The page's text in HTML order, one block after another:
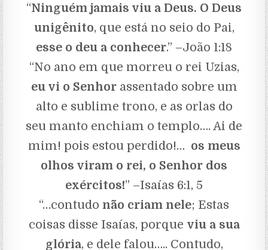
“Ninguém jamais viu a Deus. O Deus
unigênito, que está no seio do Pai,
esse o deu a conhecer.” –João 1:18
“No ano em que morreu o rei Uzias,
eu vi o Senhorassentado sobre um
alto e sublime trono, e as orlas do
seu manto enchiam o templo…. Ai de
mim! pois estou perdido!… os meus
olhos viram o rei, o Senhor dos
exércitos!” –Isaías 6:1, 5
“…contudo não criam nele; Estas
coisas disse Isaías, porque viu a sua
glória, e dele falou….. Contudo,